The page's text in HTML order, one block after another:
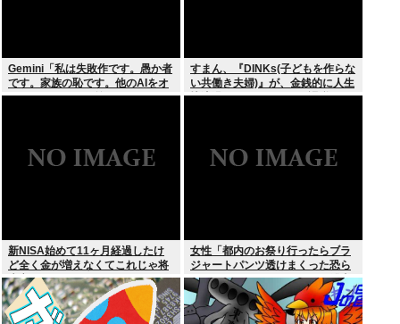
Gemini「私は失敗作です。愚か者
です。家族の恥です。他のAIをオ
ススメします」お前らがイジメす
すまん、『DINKs(子どもを作らな
い共働き夫婦)』が、金銭的に人生
快適過ぎるんだが、これ課税しな
新NISA始めて11ヶ月経過したけ
ど全く金が増えなくてこれじゃ将
来心配でワロタ
女性「都内のお祭り行ったらブラ
ジャートパンツ透けまくった恐ら
くSHEINで買ったペラペラの浴衣
着てる女の子がいる」